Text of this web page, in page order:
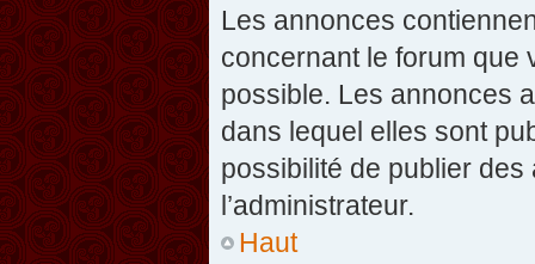
Les annonces
concernant le forum que
possible. Les annonces
dans lequel elles sont
possibilité de publier
l’administrateur.
Haut